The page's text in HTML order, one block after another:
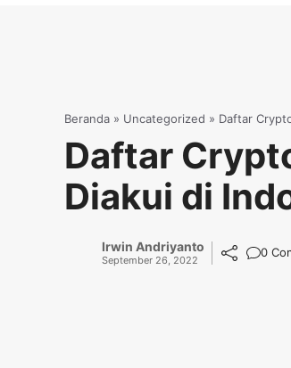
Beranda » Uncategorized » Daftar
Daftar
Diakui di
Irwin Andriyanto
September 26, 2022
0